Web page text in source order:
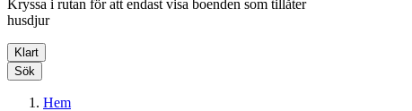
Kryssa i rutan för att endast visa boenden som tillåter
husdjur
Klart
Sök
Hem